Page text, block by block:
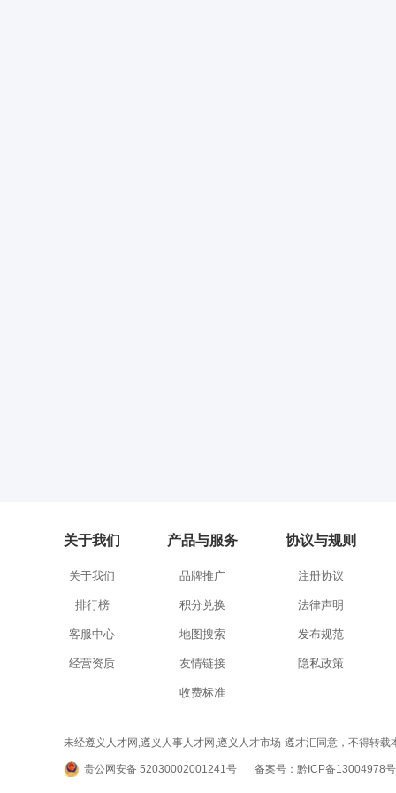
关于我们
关于我们
排行榜
客服中心
经营资质
产品与服务
品牌推广
积分兑换
地图搜索
友情链接
收费标准
协议与规则
注册协议
法律声明
发布规范
隐私政策
未经遵义人才网,遵义人事人才网,遵义人才市场-遵才汇同意，不得转
贵公网安备 52030002001241号 备案号：黔ICP备13004978